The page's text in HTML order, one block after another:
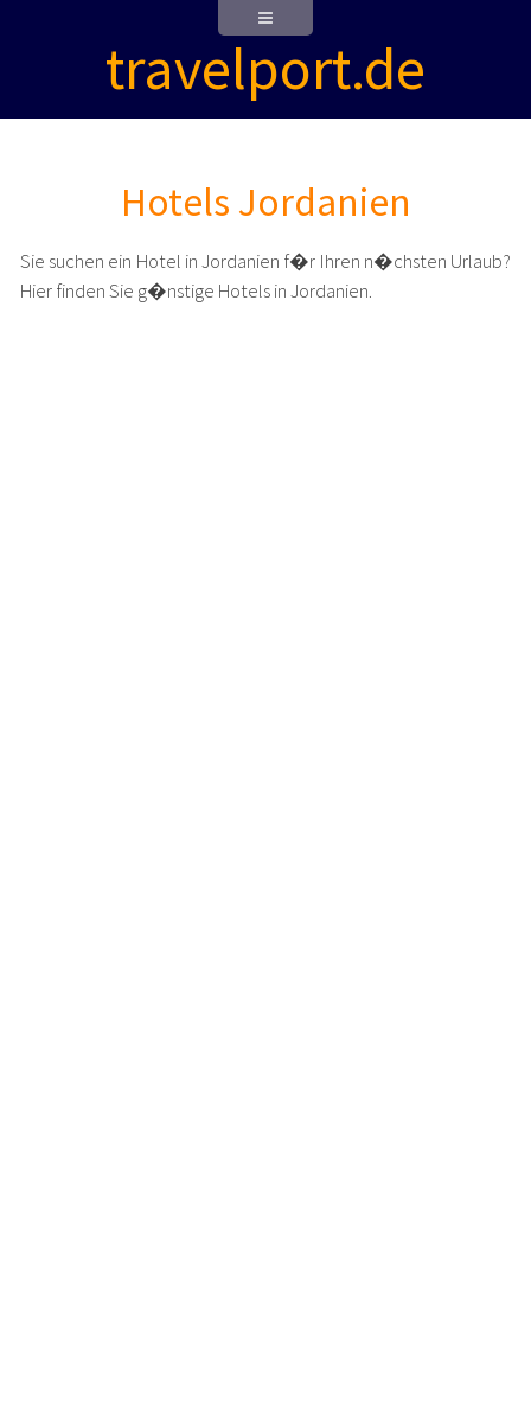
travelport.de
Hotels Jordanien
Sie suchen ein Hotel in Jordanien f�r Ihren n�chsten Urlaub?
Hier finden Sie g�nstige Hotels in Jordanien.